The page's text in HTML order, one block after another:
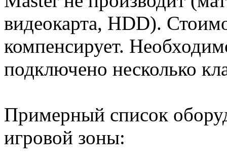
видеокарта, HDD).
компенсирует.
подключено несколько
Примерный список
игровой зоны: